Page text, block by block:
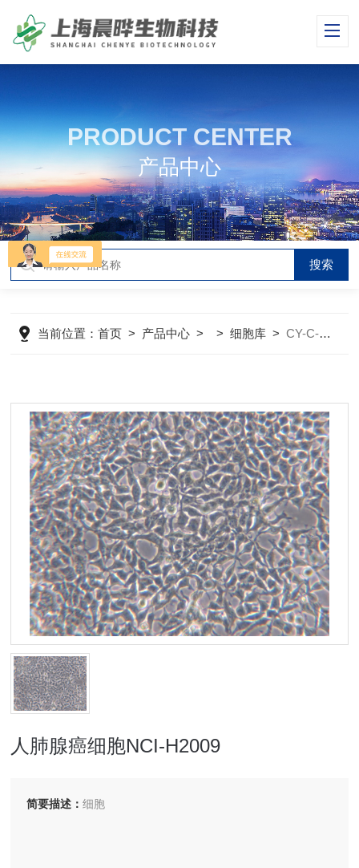
PRODUCT CENTER
产品中心
当前位置：首页 > 产品中心 > >细胞库 >CY-C-H0258人肺腺癌细胞NCI-H2009
人肺腺癌细胞NCI-H2009
简要描述：细胞